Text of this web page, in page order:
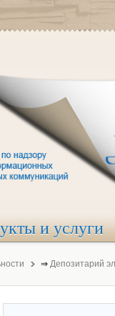
и услуги
⇒ Депозитарий